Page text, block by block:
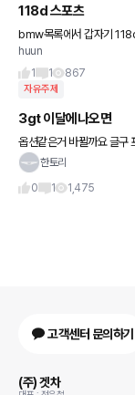
118d 스포츠
huun
1
1 867
자유주제
3gt 이달에나오면
옵션같
한토리
0
1 1,475
고객센터 문의하기
(주) 겟차